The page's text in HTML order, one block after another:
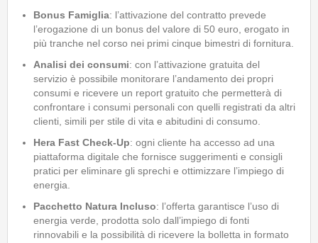
Bonus Famiglia: l’attivazione del contratto prevede
l’erogazione di un bonus del valore di 50 euro, erogato in
più tranche nel corso nei primi cinque bimestri di fornitura.
Analisi dei consumi: con l’attivazione gratuita del
servizio è possibile monitorare l’andamento dei propri
consumi e ricevere un report gratuito che permetterà di
confrontare i consumi personali con quelli registrati da altri
clienti, simili per stile di vita e abitudini di consumo.
Hera Fast Check-Up: ogni cliente ha accesso ad una
piattaforma digitale che fornisce suggerimenti e consigli
pratici per eliminare gli sprechi e ottimizzare l’impiego di
energia.
Pacchetto Natura Incluso: l’offerta garantisce l’uso di
energia verde, prodotta solo dall’impiego di fonti
rinnovabili e la possibilità di ricevere la bolletta in formato